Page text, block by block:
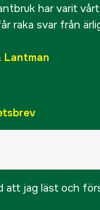
har varit
raka svar från
Lantman
att jag läst och